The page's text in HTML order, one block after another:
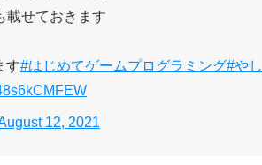
載せておきます
す#はじめてゲームプログラミング#やし
12, 2021